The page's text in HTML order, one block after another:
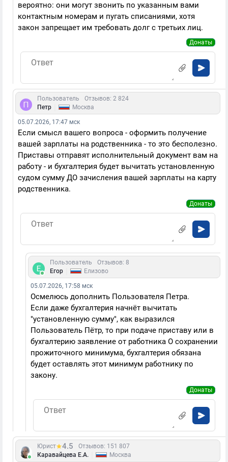
вероятно: они могут звонить по указанным вами
контактным номерам и пугать списаниями, хотя
закон запрещает им требовать долг с третьих лиц.
Донаты
Пользователь
Отзывов: 2 824
Петр
Москва
05.07.2026, 17:47 мск
Если смысл вашего вопроса - оформить получение
вашей зарплаты на родственника - то это бесполезно.
Приставы отправят исполнительный документ вам на
работу - и бухгалтерия будет вычитать установленную
судом сумму ДО зачисления вашей зарплаты на карту
родственника.
Донаты
Пользователь
Отзывов: 8
Егор
Елизово
05.07.2026, 17:58 мск
Осмелюсь дополнить Пользователя Петра.
Если даже бухгалтерия начнёт вычитать
"установленную сумму", как выразился
Пользователь Пётр, то при подаче приставу или в
бухгалтерию заявление от работника О сохранении
прожиточного минимума, бухгалтерия обязана
будет оставлять этот минимум работнику по
закону.
Донаты
Юрист 4.5
Отзывов: 151 807
Каравайцева Е.А.
Москва